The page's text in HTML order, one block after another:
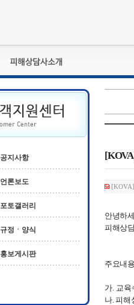
피해상담사란?
자격관리규정
상담사 자격증 확인
- 피해상담사 1급
- 전문수련감독자
- 전문수련기관
공지사항
언론보도
포토갤러리
규정ㆍ양식
홍보게시판
안녕하
피해상
주요내
가. 교육
나.피해